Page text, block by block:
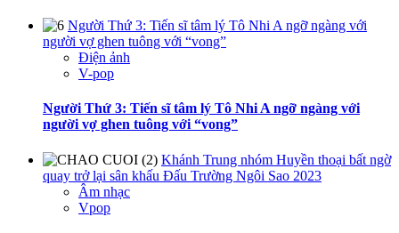
Người Thứ 3: Tiến sĩ tâm lý Tô Nhi A ngỡ ngàng với
người vợ ghen tuông với “vong”
Điện ảnh
V-pop
Người Thứ 3: Tiến sĩ tâm lý Tô Nhi A ngỡ ngàng với
người vợ ghen tuông với “vong”
Khánh Trung nhóm Huyền thoại bất ngờ
quay trở lại sân khấu Đấu Trường Ngôi Sao 2023
Âm nhạc
Vpop